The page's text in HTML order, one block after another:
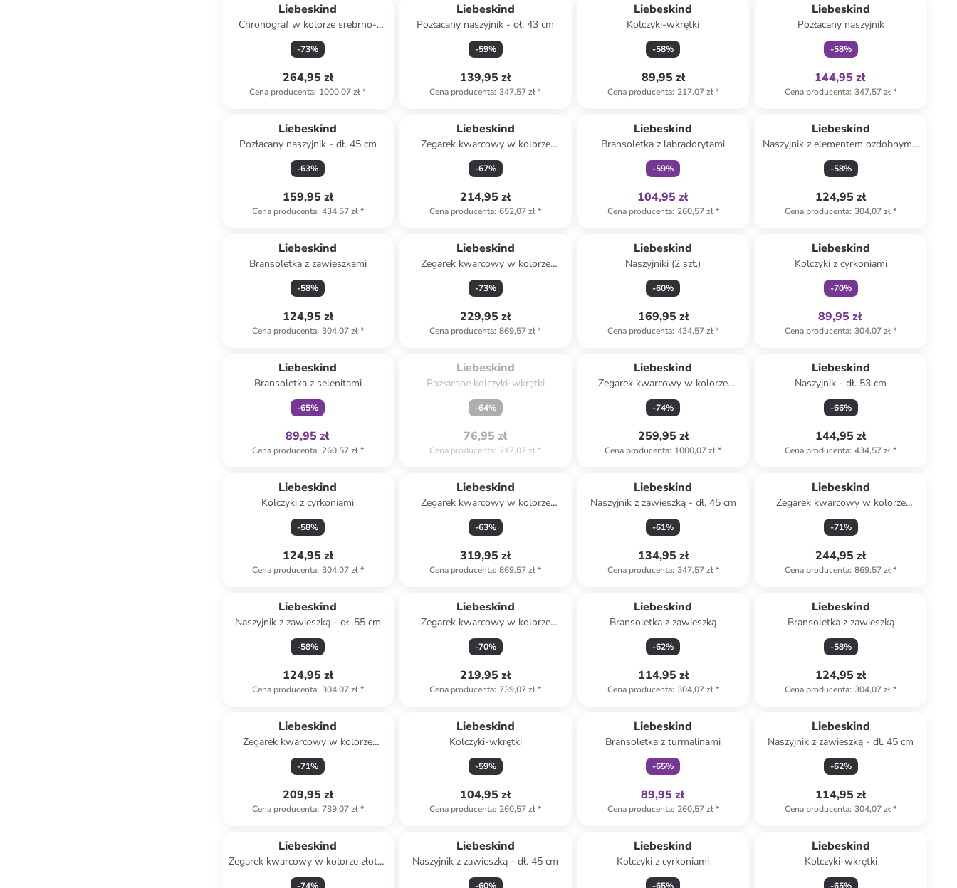
Liebeskind
Chronograf w kolorze srebrno-
brzoskwiniowym
-73%
264,95 zł
Cena producenta: 1000,07 zł*
Liebeskind
Pozłacany naszyjnik - dł. 43 cm
-59%
139,95 zł
Cena producenta: 347,57 zł*
Liebeskind
Kolczyki-wkrętki
-58%
89,95 zł
Cena producenta: 217,07 zł*
Liebeskind
Pozłacany naszyjnik
-58%
144,95 zł
Cena producenta: 347,57 zł*
Liebeskind
Pozłacany naszyjnik - dł. 45 cm
-63%
159,95 zł
Cena producenta: 434,57 zł*
Liebeskind
Zegarek kwarcowy w kolorze
srebrno-białym
-67%
214,95 zł
Cena producenta: 652,07 zł*
Liebeskind
Bransoletka z labradorytami
-59%
104,95 zł
Cena producenta: 260,57 zł*
Liebeskind
Naszyjnik z elementem ozdobnym -
dł. 45 cm
-58%
124,95 zł
Cena producenta: 304,07 zł*
Liebeskind
Bransoletka z zawieszkami
-58%
124,95 zł
Cena producenta: 304,07 zł*
Liebeskind
Zegarek kwarcowy w kolorze
srebrno-niebieskim
-73%
229,95 zł
Cena producenta: 869,57 zł*
Liebeskind
Naszyjniki (2 szt.)
-60%
169,95 zł
Cena producenta: 434,57 zł*
Liebeskind
Kolczyki z cyrkoniami
-70%
89,95 zł
Cena producenta: 304,07 zł*
Liebeskind
Bransoletka z selenitami
-65%
89,95 zł
Cena producenta: 260,57 zł*
Wyprzedane
Liebeskind
Pozłacane kolczyki-wkrętki
-64%
76,95 zł
Cena producenta: 217,07 zł*
Liebeskind
Zegarek kwarcowy w kolorze
różowozłoto-białym
-74%
259,95 zł
Cena producenta: 1000,07 zł*
Liebeskind
Naszyjnik - dł. 53 cm
-66%
144,95 zł
Cena producenta: 434,57 zł*
Liebeskind
Kolczyki z cyrkoniami
-58%
124,95 zł
Cena producenta: 304,07 zł*
Liebeskind
Zegarek kwarcowy w kolorze
różowozłotym
-63%
319,95 zł
Cena producenta: 869,57 zł*
Liebeskind
Naszyjnik z zawieszką - dł. 45 cm
-61%
134,95 zł
Cena producenta: 347,57 zł*
Liebeskind
Zegarek kwarcowy w kolorze
srebrnym
-71%
244,95 zł
Cena producenta: 869,57 zł*
Liebeskind
Naszyjnik z zawieszką - dł. 55 cm
-58%
124,95 zł
Cena producenta: 304,07 zł*
Liebeskind
Zegarek kwarcowy w kolorze
srebrnym
-70%
219,95 zł
Cena producenta: 739,07 zł*
Liebeskind
Bransoletka z zawieszką
-62%
114,95 zł
Cena producenta: 304,07 zł*
Liebeskind
Bransoletka z zawieszką
-58%
124,95 zł
Cena producenta: 304,07 zł*
Liebeskind
Zegarek kwarcowy w kolorze
srebrnym
-71%
209,95 zł
Cena producenta: 739,07 zł*
Liebeskind
Kolczyki-wkrętki
-59%
104,95 zł
Cena producenta: 260,57 zł*
Liebeskind
Bransoletka z turmalinami
-65%
89,95 zł
Cena producenta: 260,57 zł*
Liebeskind
Naszyjnik z zawieszką - dł. 45 cm
-62%
114,95 zł
Cena producenta: 304,07 zł*
Liebeskind
Zegarek kwarcowy w kolorze złoto-
jasnobrązowo-białym
Liebeskind
Naszyjnik z zawieszką - dł. 45 cm
Liebeskind
Kolczyki z cyrkoniami
Liebeskind
Kolczyki-wkrętki